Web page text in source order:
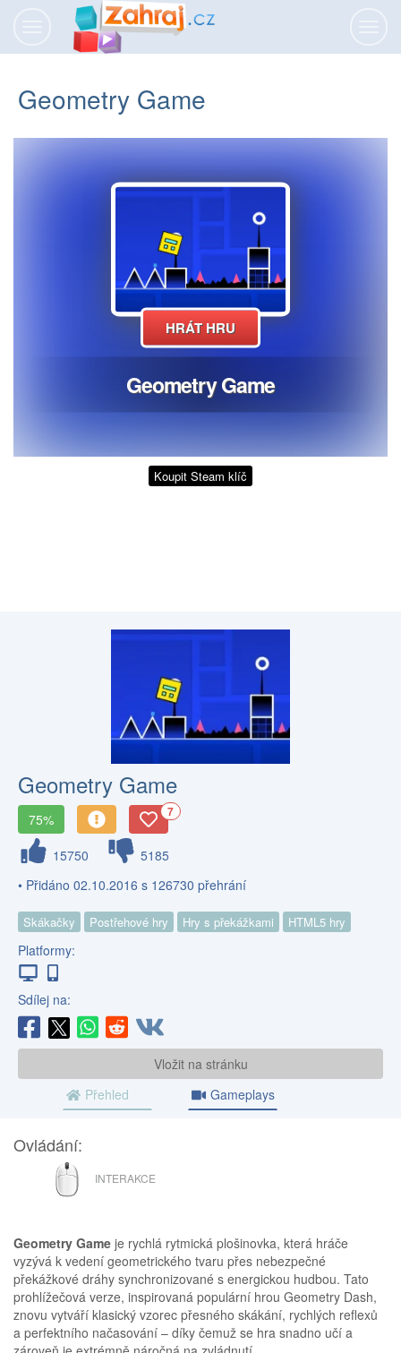
Geometry Game
Koupit Steam klíč
Geometry Game
75% 7
15750
5185
• Přidáno 02.10.2016 s 126730 přehrání
Skákačky Postřehové hry Hry s překážkami HTML5 hry
Platformy:
Sdílej na:
Vložit na stránku
Přehled
Gameplays
Ovládání:
MYŠ
INTERAKCE
Geometry Game je rychlá rytmická plošinovka, která hráče
vyzývá k vedení geometrického tvaru přes nebezpečné
překážkové dráhy synchronizované s energickou hudbou. Tato
prohlížečová verze, inspirovaná populární hrou Geometry Dash,
znovu vytváří klasický vzorec přesného skákání, rychlých reflexů
a perfektního načasování – díky čemuž se hra snadno učí a